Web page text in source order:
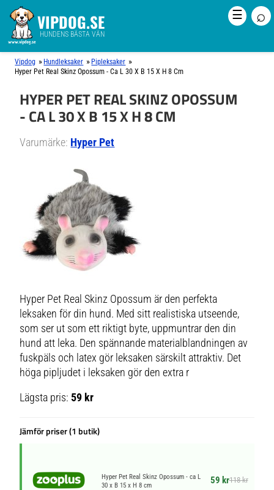
VIPDOG.SE
HUNDENS BÄSTA VÄN
☰ ⌕
Vipdog » Hundleksaker » Pipleksaker »
Hyper Pet Real Skinz Opossum - Ca L 30 X B 15 X H 8 Cm
HYPER PET REAL SKINZ OPOSSUM
- CA L 30 X B 15 X H 8 CM
Varumärke: Hyper Pet
Hyper Pet Real Skinz Opossum är den perfekta
leksaken för din hund. Med sitt realistiska utseende,
som ser ut som ett riktigt byte, uppmuntrar den din
hund att leka. Den spännande materialblandningen av
fuskpäls och latex gör leksaken särskilt attraktiv. Det
höga pipljudet i leksaken gör den extra r
Lägsta pris:59 kr
Jämför priser (1 butik)
Hyper Pet Real Skinz Opossum - ca L
30 x B 15 x H 8 cm
59 kr118 kr